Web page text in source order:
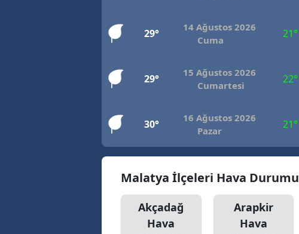
29°
14 Ağustos 2026
Cuma
21°
29°
15 Ağustos 2026
Cumartesi
22°
30°
16 Ağustos 2026
Pazar
21°
Malatya İlçeleri Hava Durumu
Akçadağ
Hava
Arapkir
Hava